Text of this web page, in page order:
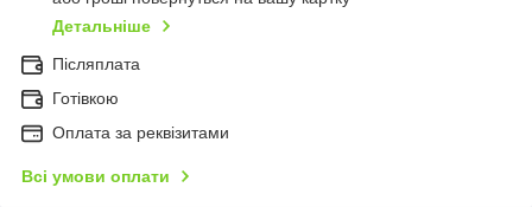
Детальніше
Післяплата
Готівкою
Оплата за реквізитами
Всі умови оплати